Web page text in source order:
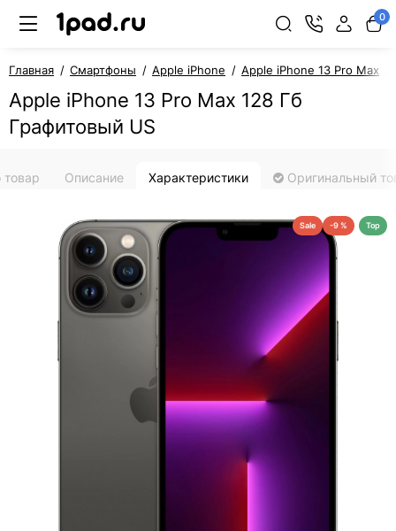
0
Главная Смартфоны Apple iPhone Apple iPhone 13 Pro Max
Apple iPhone 13 Pro Max 128 Гб
Графитовый US
товар Описание Характеристики Оригинальный
Sale -9 % Top